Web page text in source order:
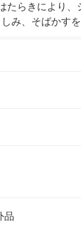
たらきにより、
み、そばかす
品